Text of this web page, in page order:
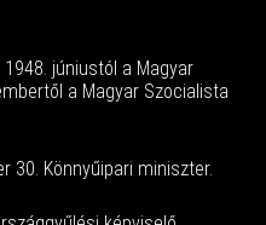
júniustól a Magyar
a Magyar Szocialista
30. Könnyűipari miniszter.